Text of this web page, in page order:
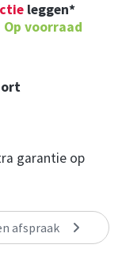
leggen*
Op voorraad
garantie op
afspraak